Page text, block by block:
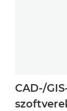
CAD-/